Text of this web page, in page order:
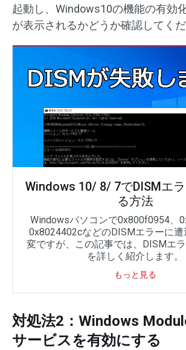
起動し、Windows10の機能の有効
が表示されるかどうか確認してくだ
Windows 10/ 8/ 7でDISMエ
る方法
Windowsパソコンで0x800f0954、
0x8024402cなどのDISMエラーに
変ですが、この記事では、DISMエ
を詳しく紹介します。
もっと見る
対処法2：Windows
サービスを有効にする